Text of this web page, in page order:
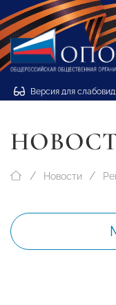
Версия для
Новости